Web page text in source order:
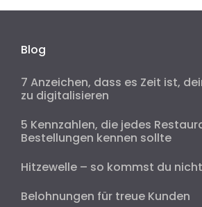
Blog
7 Anzeichen, dass es Zeit ist,
zu digitalisieren
5 Kennzahlen, die jedes
Bestellungen kennen sollte
Hitzewelle – so kommst du
Belohnungen für treue Kunden